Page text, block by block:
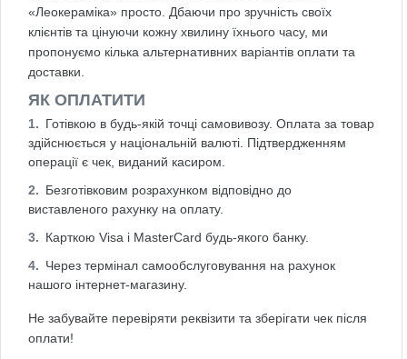
«Леокераміка» просто. Дбаючи про зручність своїх
клієнтів та цінуючи кожну хвилину їхнього часу, ми
пропонуємо кілька альтернативних варіантів оплати та
доставки.
ЯК ОПЛАТИТИ
Готівкою в будь-якій точці самовивозу. Оплата за товар
здійснюється у національній валюті. Підтвердженням
операції є чек, виданий касиром.
Безготівковим розрахунком відповідно до
виставленого рахунку на оплату.
Карткою Visa і MasterCard будь-якого банку.
Через термінал самообслуговування на рахунок
нашого інтернет-магазину.
Не забувайте перевіряти реквізити та зберігати чек після
оплати!